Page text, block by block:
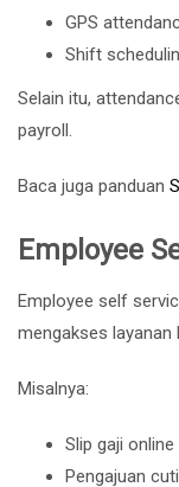
GPS
Shift
Selain itu,
payroll.
Baca juga panduan
Employee
Employee self
mengakses layanan
Misalnya:
Slip gaji online
Pengajuan cuti